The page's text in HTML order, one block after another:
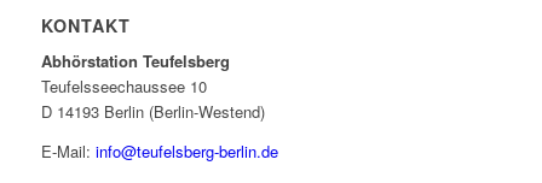
KONTAKT
Abhörstation Teufelsberg
Teufelsseechaussee 10
D 14193 Berlin (Berlin-Westend)
E-Mail: info@teufelsberg-berlin.de